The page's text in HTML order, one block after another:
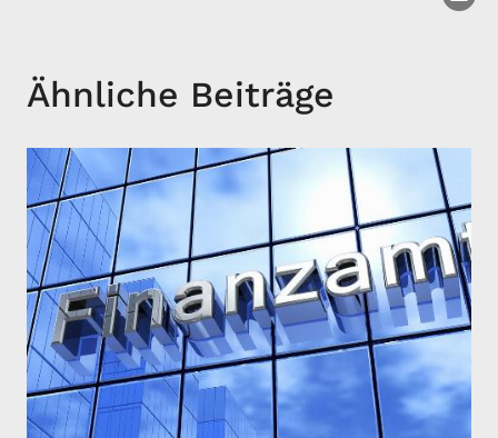
Ähnliche Beiträge